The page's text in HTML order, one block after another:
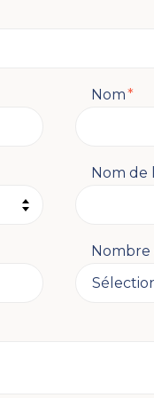
Nom*
Nom de